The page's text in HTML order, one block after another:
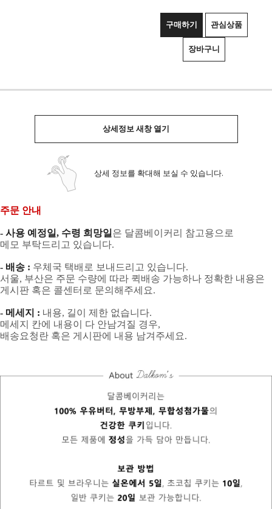
구매하기 관심상품
장바구니
상세정보 새창 열기
상세 정보를 확대해 보실 수 있습니다.
주문 안내
- 사용 예정일, 수령 희망일 은 달콤베이커리 참고용으로
메모 부탁드리고 있습니다.
- 배송 : 우체국 택배로 보내드리고 있습니다.
서울, 부산은 주문 수량에 따라 퀵배송 가능하나 정확한 내용은
게시판 혹은 콜센터로 문의해주세요.
- 메세지 : 내용, 길이 제한 없습니다.
메세지 칸에 내용이 다 안남겨질 경우,
배송요청란 혹은 게시판에 내용 남겨주세요.